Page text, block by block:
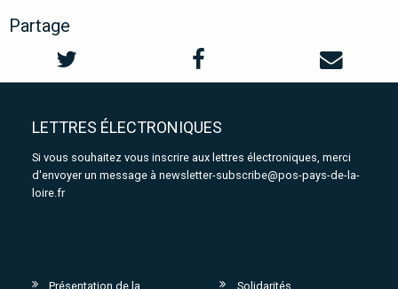
Partage
LETTRES ÉLECTRONIQUES
Si vous souhaitez vous inscrire aux lettres électroniques, merci
d'envoyer un message à newsletter-subscribe@pos-pays-de-la-
loire.fr
Présentation de la Solidarités